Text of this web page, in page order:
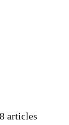
articles